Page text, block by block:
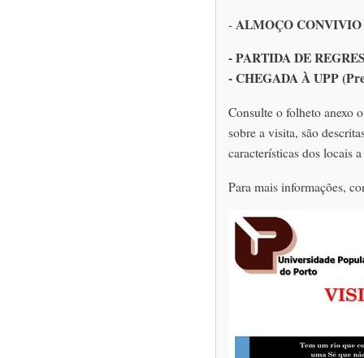
-ALMOÇO CONVIVIO
- PARTIDA DE
- CHEGADA À UPP
Consulte o folheto anexo
sobre a visita, são
características dos locais
Para mais informações,